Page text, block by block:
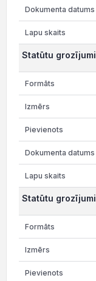
Statūtu grozījumi
Statūtu grozījumi